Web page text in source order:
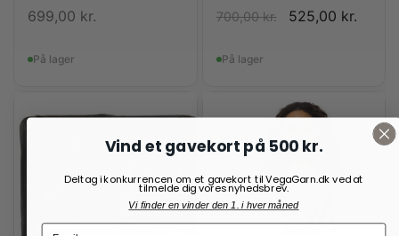
699,00 kr.
På lager
700,00kr. 525,00 kr.
På lager
Vind et gavekort på 500 kr.
Deltag i konkurrencen om et gavekort til VegaGarn.dk ved at
tilmelde dig vores nyhedsbrev.
Vi finder en vinder den 1. i hver måned